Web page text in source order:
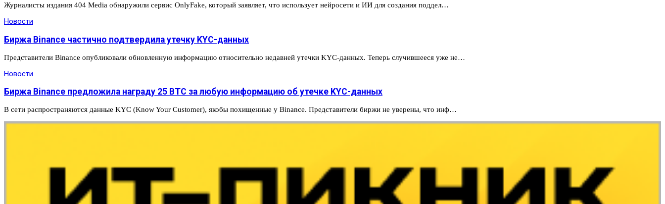
Журналисты издания 404 Media обнаружили сервис OnlyFake, который заявляет, что использует нейросети и ИИ для создания поддел…
Новости
Биржа Binance частично подтвердила утечку KYC-данных
Представители Binance опубликовали обновленную информацию относительно недавней утечки KYC-данных. Теперь случившееся уже не…
Новости
Биржа Binance предложила награду 25 BTC за любую информацию об утечке KYC-данных
В сети распространяются данные KYC (Know Your Customer), якобы похищенные у Binance. Представители биржи не уверены, что инф…